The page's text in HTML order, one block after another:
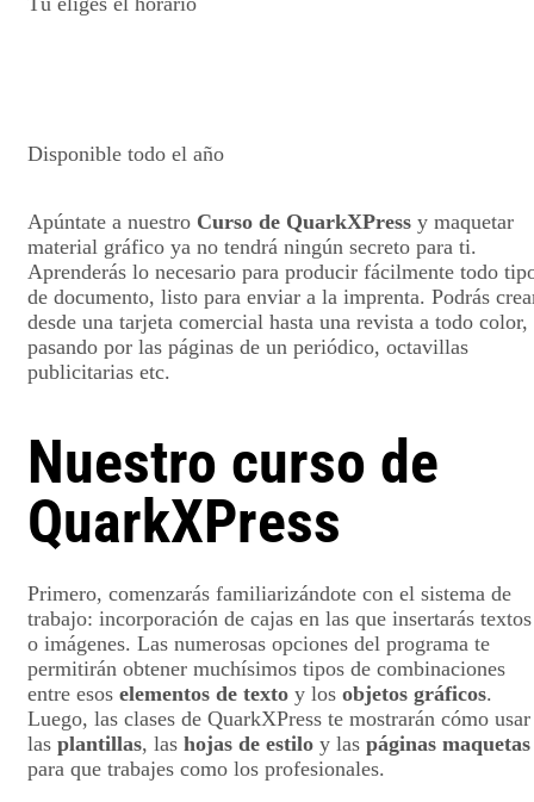
Disponible todo el año
Apúntate a nuestro Curso de QuarkXPress y maquetar
material gráfico ya no tendrá ningún secreto para ti.
Aprenderás lo necesario para producir fácilmente todo
de documento, listo para enviar a la imprenta. Podrás
desde una tarjeta comercial hasta una revista a todo color,
pasando por las páginas de un periódico, octavillas
publicitarias etc.
Nuestro curso de
QuarkXPress
Primero, comenzarás familiarizándote con el sistema de
trabajo: incorporación de cajas en las que insertarás textos
o imágenes. Las numerosas opciones del programa te
permitirán obtener muchísimos tipos de combinaciones
entre esos elementos de texto y los objetos gráficos.
Luego, las clases de QuarkXPress te mostrarán cómo usar
las plantillas, las hojas de estilo y las páginas maquetas
para que trabajes como los profesionales.